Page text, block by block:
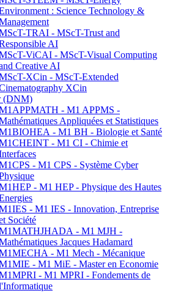
: Science Technology &
TRAI - MScT-Trust and
AI
ViCAI - MScT-Visual Computing
Creative AI
XCin - MScT-Extended
XCin
(DNM)
- M1 APPMS -
Appliquées et Statistiques
- M1 BH - Biologie et Santé
- M1 CI - Chimie et
- M1 CPS - Système Cyber
- M1 HEP - Physique des Hautes
- M1 IES - Innovation, Entreprise
Société
- M1 MJH -
Jacques Hadamard
- M1 Mech - Mécanique
- M1 MiE - Master en Economie
- M1 MPRI - Fondements de